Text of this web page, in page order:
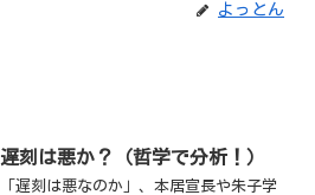
よっとん
遅刻は悪か？（哲学で分析！）
「遅刻は悪なのか」、本居宣長や朱子学